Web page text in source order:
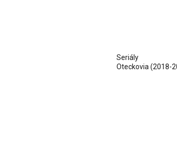
Seriály
Oteckovia (2018-